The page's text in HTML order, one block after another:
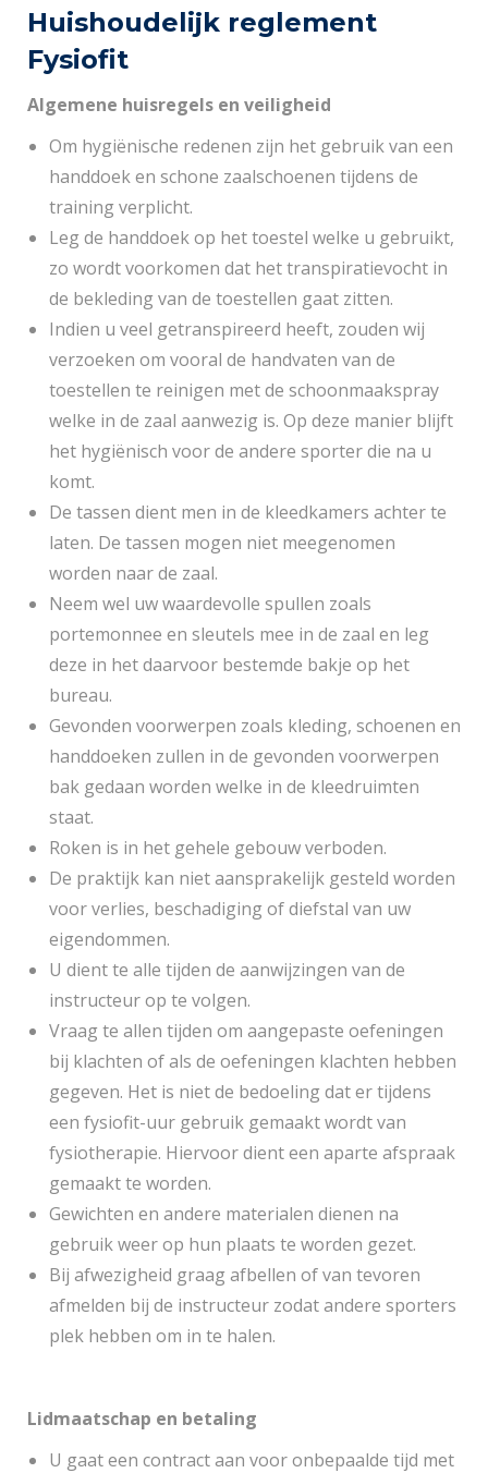
Huishoudelijk reglement
Fysiofit
Algemene huisregels en veiligheid
Om hygiënische redenen zijn het gebruik van een
handdoek en schone zaalschoenen tijdens de
training verplicht.
Leg de handdoek op het toestel welke u gebruikt,
zo wordt voorkomen dat het transpiratievocht in
de bekleding van de toestellen gaat zitten.
Indien u veel getranspireerd heeft, zouden wij
verzoeken om vooral de handvaten van de
toestellen te reinigen met de schoonmaakspray
welke in de zaal aanwezig is. Op deze manier blijft
het hygiënisch voor de andere sporter die na u
komt.
De tassen dient men in de kleedkamers achter te
laten. De tassen mogen niet meegenomen
worden naar de zaal.
Neem wel uw waardevolle spullen zoals
portemonnee en sleutels mee in de zaal en leg
deze in het daarvoor bestemde bakje op het
bureau.
Gevonden voorwerpen zoals kleding, schoenen en
handdoeken zullen in de gevonden voorwerpen
bak gedaan worden welke in de kleedruimten
staat.
Roken is in het gehele gebouw verboden.
De praktijk kan niet aansprakelijk gesteld worden
voor verlies, beschadiging of diefstal van uw
eigendommen.
U dient te alle tijden de aanwijzingen van de
instructeur op te volgen.
Vraag te allen tijden om aangepaste oefeningen
bij klachten of als de oefeningen klachten hebben
gegeven. Het is niet de bedoeling dat er tijdens
een fysiofit-uur gebruik gemaakt wordt van
fysiotherapie. Hiervoor dient een aparte afspraak
gemaakt te worden.
Gewichten en andere materialen dienen na
gebruik weer op hun plaats te worden gezet.
Bij afwezigheid graag afbellen of van tevoren
afmelden bij de instructeur zodat andere sporters
plek hebben om in te halen.
Lidmaatschap en betaling
U gaat een contract aan voor onbepaalde tijd met